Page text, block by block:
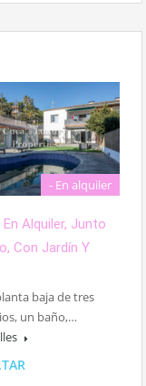
- En alquiler
En Alquiler, Junto
Con Jardín Y
baja de tres
un baño,…